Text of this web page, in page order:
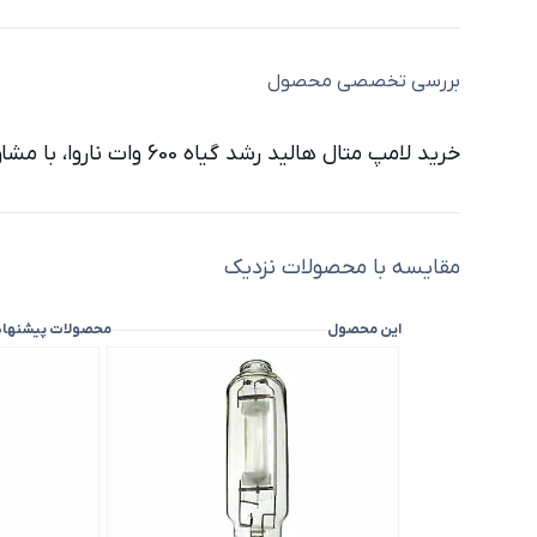
بررسی تخصصی محصول
خرید لامپ متال هالید رشد گیاه 600 وات ناروا، با مشاوره پیش از خرید
مقایسه با محصولات نزدیک
این محصول محصولات